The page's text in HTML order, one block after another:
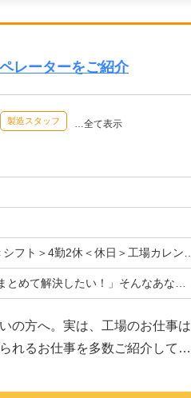
レーターをご紹介
製造スタッフ …全て表示
工場カレンダーによる★長期休暇あり★有給休暇あり※配属先により休日・勤務形...
なあなたを応援します。株式会社京栄センターでは、全国の工場求人をご紹介...
の方へ。実は、工場のお仕事は
れるお仕事を多数ご紹介してい